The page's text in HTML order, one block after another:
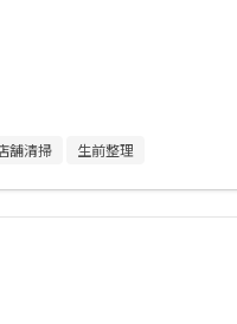
舗清掃 生前整理